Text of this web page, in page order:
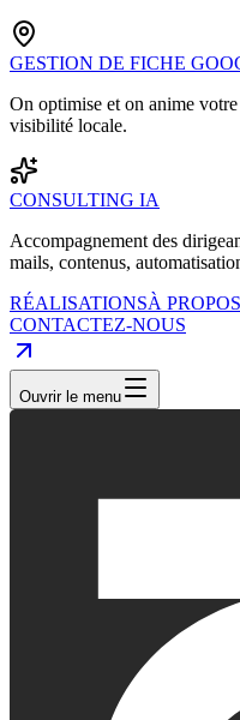
GESTION DE FICHE
On optimise et on anime
visibilité locale.
CONSULTING IA
Accompagnement des
mails, contenus,
RÉALISATIONSÀ PROPOS
CONTACTEZ-NOUS
Ouvrir le menu